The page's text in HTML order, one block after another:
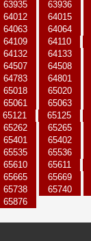
63935 63936
64012 64015
64063 64064
64109 64110
64132 64133
64507 64508
64783 64801
65018 65020
65061 65063
65121 65125
65262 65265
65401 65402
65535 65536
65610 65611
65665 65669
65738 65740
65876